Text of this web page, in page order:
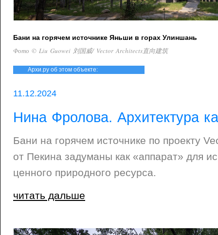
Бани на горячем источнике Яньши в горах Улиншань
Фото © Liu Guowei 刘国威/ Vector Architects直向建筑
Архи.ру об этом объекте:
11.12.2024
Нина Фролова. Архитектура
Бани на горячем источнике по проекту
от Пекина задуманы как «аппарат» для
ценного природного ресурса.
читать дальше